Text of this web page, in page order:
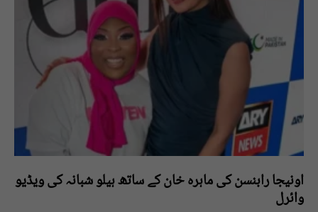
اونیجا رابنسن کی ماہرہ خان کے ساتھ ہیلو شبانہ کی ویڈیو
وائرل